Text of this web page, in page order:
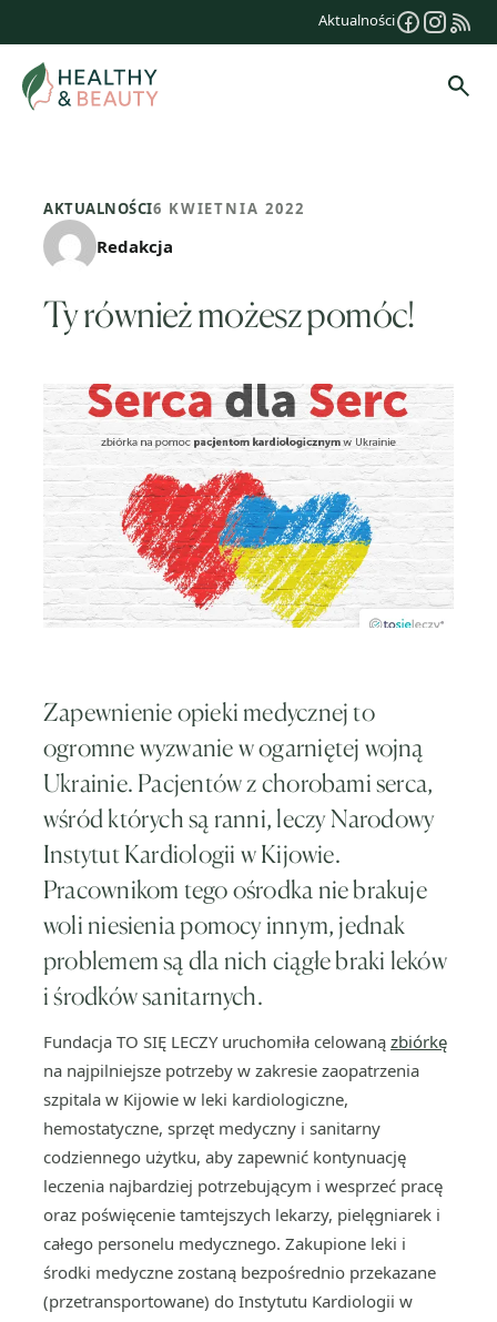
treści
Aktualności
AKTUALNOŚCI6 KWIETNIA 2022
Redakcja
Ty również możesz pomóc!
Zapewnienie opieki medycznej to
ogromne wyzwanie w ogarniętej wojną
Ukrainie. Pacjentów z chorobami serca,
wśród których są ranni, leczy Narodowy
Instytut Kardiologii w Kijowie.
Pracownikom tego ośrodka nie brakuje
woli niesienia pomocy innym, jednak
problemem są dla nich ciągłe braki leków
i środków sanitarnych.
Fundacja TO SIĘ LECZY uruchomiła celowaną zbiórkę
na najpilniejsze potrzeby w zakresie zaopatrzenia
szpitala w Kijowie w leki kardiologiczne,
hemostatyczne, sprzęt medyczny i sanitarny
codziennego użytku, aby zapewnić kontynuację
leczenia najbardziej potrzebującym i wesprzeć pracę
oraz poświęcenie tamtejszych lekarzy, pielęgniarek i
całego personelu medycznego. Zakupione leki i
środki medyczne zostaną bezpośrednio przekazane
(przetransportowane) do Instytutu Kardiologii w